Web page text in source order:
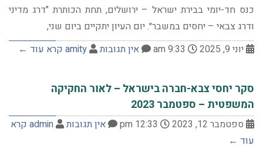
כנס חד-יומי בבירת ישראל – ירושלים, תחת הכותרת "דרג מדיני
ודרג צבאי – יחסים במשבר״. יום העיון יתקיים ביום שני,
יוני 9, 2025
אין תגובות amity קרא עוד ←
סקר יחסי צבא-חברה בישראל – לאור החקיקה
המשפטית – ספטמבר 2023
ספטמבר 12, 2023 אין תגובות admin קרא
עוד ←